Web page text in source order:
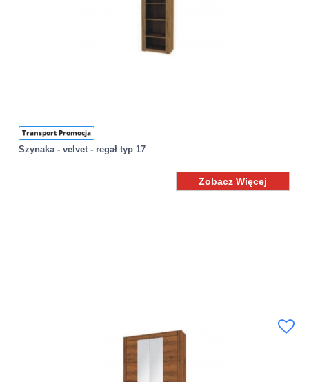
Transport Promocja
Szynaka - velvet - regał typ 17
Zobacz Więcej